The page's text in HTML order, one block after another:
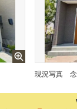
現況写真